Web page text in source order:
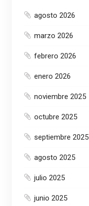
agosto 2026
marzo 2026
febrero 2026
enero 2026
noviembre 2025
octubre 2025
septiembre 2025
agosto 2025
julio 2025
junio 2025